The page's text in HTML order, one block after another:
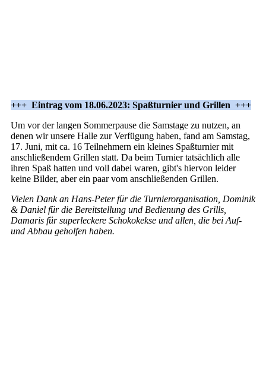
+++ Eintrag vom 18.06.2023: Spaßturnier und Grillen +++
Um vor der langen Sommerpause die Samstage zu nutzen, an
denen wir unsere Halle zur Verfügung haben, fand am Samstag,
17. Juni, mit ca. 16 Teilnehmern ein kleines Spaßturnier mit
anschließendem Grillen statt. Da beim Turnier tatsächlich alle
ihren Spaß hatten und voll dabei waren, gibt's hiervon leider
keine Bilder, aber ein paar vom anschließenden Grillen.
Vielen Dank an Hans-Peter für die Turnierorganisation, Dominik
& Daniel für die Bereitstellung und Bedienung des Grills,
Damaris für superleckere Schokokekse und allen, die bei Auf-
und Abbau geholfen haben.